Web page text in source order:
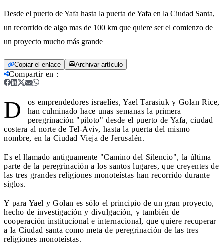
Desde el puerto de Yafa hasta la puerta de Yafa en la Ciudad Santa,
un recorrido de algo mas de 100 km que quiere ser el comienzo de
un proyecto mucho más grande
Copiar el enlace Archivar artículo
Compartir en :
D
os emprendedores israelíes, Yael Tarasiuk y Golan Rice,
han culminado hace unas semanas la primera
peregrinación "piloto" desde el puerto de Yafa, ciudad
costera al norte de Tel-Aviv, hasta la puerta del mismo
nombre, en la Ciudad Vieja de Jerusalén.
Es el llamado antiguamente "Camino del Silencio", la última
parte de la peregrinación a los santos lugares, que creyentes de
las tres grandes religiones monoteístas han recorrido durante
siglos.
Y para Yael y Golan es sólo el principio de un gran proyecto,
hecho de investigación y divulgación, y también de
cooperación institucional e internacional, que quiere recuperar
a la Ciudad santa como meta de peregrinación de las tres
religiones monoteístas.